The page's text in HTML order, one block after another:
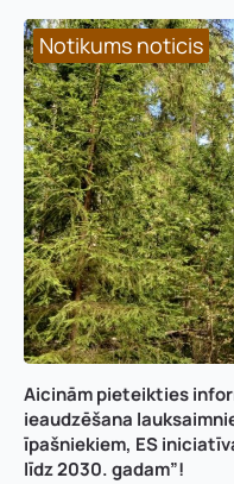
Notikums noticis
Notikums noticis
Aicinām pieteikties
ieaudzēšana
īpašniekiem, ES
līdz 2030. gadam”!